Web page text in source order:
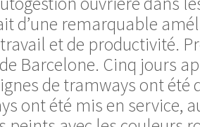
d’une remarquable
et de productivité.
Barcelone. Cinq jours
de tramways ont été
ont été mis en service,